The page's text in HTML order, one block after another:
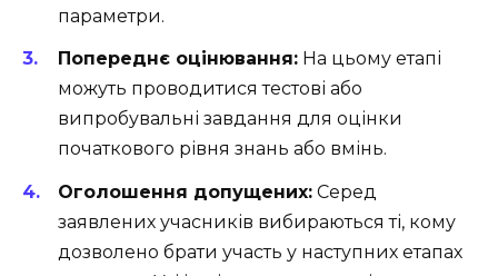
параметри.
Попереднє оцінювання: На цьому етапі
можуть проводитися тестові або
випробувальні завдання для оцінки
початкового рівня знань або вмінь.
Оголошення допущених: Серед
заявлених учасників вибираються ті, кому
дозволено брати участь у наступних етапах